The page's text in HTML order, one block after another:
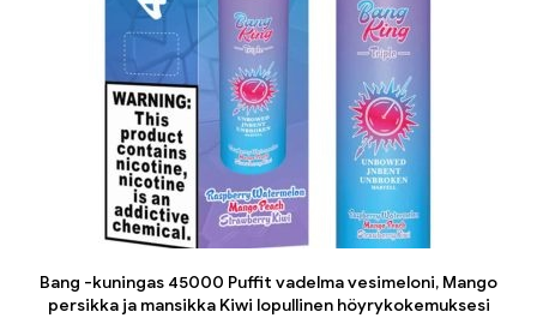
Bang -kuningas 45000 Puffit vadelma vesimeloni, Mango
persikka ja mansikka Kiwi lopullinen höyrykokemuksesi